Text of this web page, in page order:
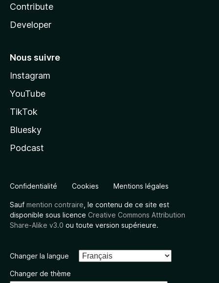
Contribute
Developer
Nous suivre
Instagram
YouTube
TikTok
Bluesky
Podcast
Confidentialité Cookies Mentions légales
Sauf mention contraire , le contenu de ce site est
disponible sous licence Creative Commons Attribution
Share-Alike v3.0 ou toute version supérieure.
Changer la langue
Changer de thème